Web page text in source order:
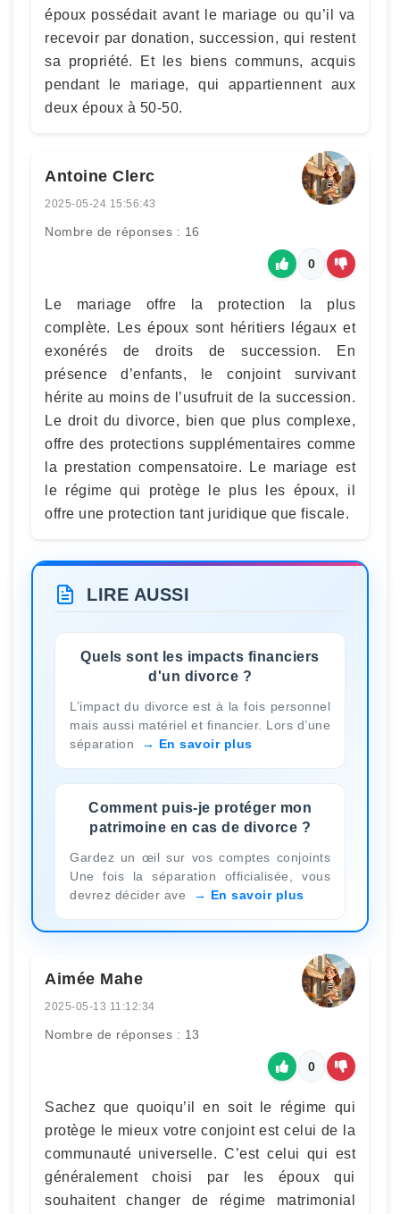
époux possédait avant le mariage ou qu’il va
recevoir par donation, succession, qui restent
sa propriété. Et les biens communs, acquis
pendant le mariage, qui appartiennent aux
deux époux à 50-50.
Antoine Clerc
2025-05-24 15:56:43
Nombre de réponses : 16
0
Le mariage offre la protection la plus
complète. Les époux sont héritiers légaux et
exonérés de droits de succession. En
présence d’enfants, le conjoint survivant
hérite au moins de l’usufruit de la succession.
Le droit du divorce, bien que plus complexe,
offre des protections supplémentaires comme
la prestation compensatoire. Le mariage est
le régime qui protège le plus les époux, il
offre une protection tant juridique que fiscale.
LIRE AUSSI
Quels sont les impacts financiers
d'un divorce ?
L’impact du divorce est à la fois personnel
mais aussi matériel et financier. Lors d’une
séparation
En savoir plus
Comment puis-je protéger mon
patrimoine en cas de divorce ?
Gardez un œil sur vos comptes conjoints
Une fois la séparation officialisée, vous
devrez décider ave
En savoir plus
Aimée Mahe
2025-05-13 11:12:34
Nombre de réponses : 13
0
Sachez que quoiqu’il en soit le régime qui
protège le mieux votre conjoint est celui de la
communauté universelle. C’est celui qui est
généralement choisi par les époux qui
souhaitent changer de régime matrimonial